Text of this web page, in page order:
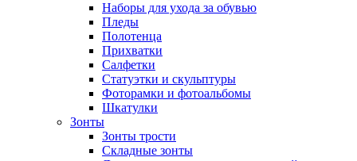
Наборы для ухода за обувью
Пледы
Полотенца
Прихватки
Салфетки
Статуэтки и скульптуры
Фоторамки и фотоальбомы
Шкатулки
Зонты
Зонты трости
Складные зонты